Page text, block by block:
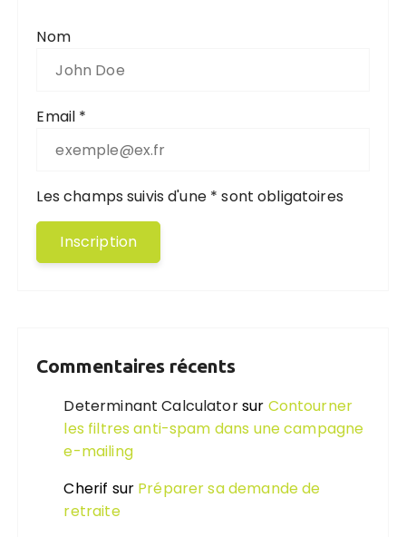
Nom
Email *
Les champs suivis d'une * sont obligatoires
Commentaires récents
Determinant Calculatorsur Contourner
les filtres anti-spam dans une campagne
e-mailing
Cherif sur Préparer sa demande de
retraite